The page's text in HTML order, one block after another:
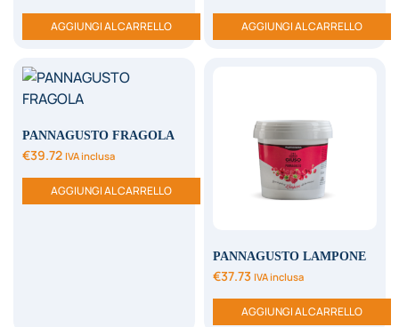
AGGIUNGI AL CARRELLO AGGIUNGI AL CARRELLO
PANNAGUSTO FRAGOLA
€39.72 IVA inclusa
AGGIUNGI AL CARRELLO
PANNAGUSTO LAMPONE
€37.73 IVA inclusa
AGGIUNGI AL CARRELLO